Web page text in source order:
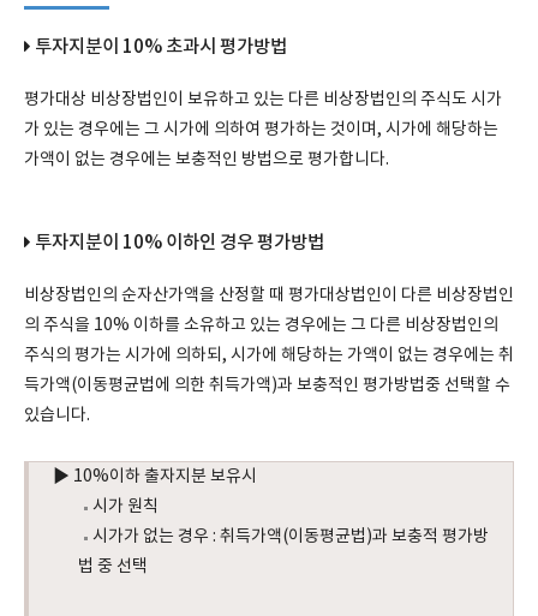
투자지분이 10% 초과시 평가방법
평가대상 비상장법인이 보유하고 있는 다른 비상장법인의 주식도 시가
가 있는 경우에는 그 시가에 의하여 평가하는 것이며, 시가에 해당하는
가액이 없는 경우에는 보충적인 방법으로 평가합니다.
투자지분이 10% 이하인 경우 평가방법
비상장법인의 순자산가액을 산정할 때 평가대상법인이 다른 비상장법인
의 주식을 10% 이하를 소유하고 있는 경우에는 그 다른 비상장법인의
주식의 평가는 시가에 의하되, 시가에 해당하는 가액이 없는 경우에는 취
득가액(이동평균법에 의한 취득가액)과 보충적인 평가방법중 선택할 수
있습니다.
▶ 10%이하 출자지분 보유시
시가 원칙
시가가 없는 경우 : 취득가액(이동평균법)과 보충적 평가방
법 중 선택